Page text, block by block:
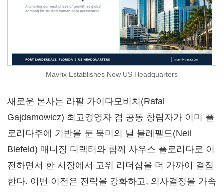
Mavrix Establishes New US Headquarters
새로운 본사는 라팔 가이다모비치(Rafal
Gajdamowicz) 최고경영자 겸 공동 창립자가 이미 플
로리다주에 기반을 둔 북미의 닐 블레펠드(Neil
Blefeld) 매니징 디렉터와 함께 사우스 플로리다로 이
전하면서 한 시장에서 고위 리더십을 더 가까이 결집
한다. 이번 이전은 전략을 강화하고, 의사결정을 가속